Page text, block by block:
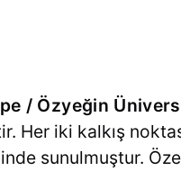
/ Özyeğin
Her iki kalkış
sunulmuştur.